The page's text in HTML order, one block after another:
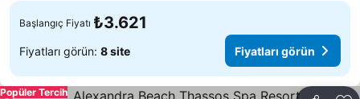
Başlangıç Fiyatı ₺3.621
Fiyatları görün: 8 site Fiyatları görün
Popüler Tercih